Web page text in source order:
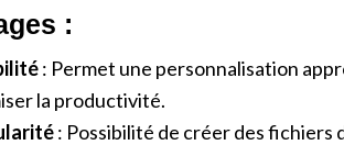
:
: Permet une personnalisation
la productivité.
: Possibilité de créer des fichiers